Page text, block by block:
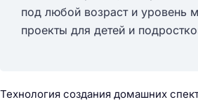
под любой возраст и уровень
проекты для детей и
Технология создания домашних